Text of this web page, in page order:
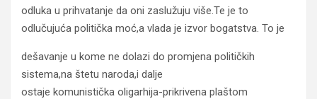
odluka u prihvatanje da oni zaslužuju više.Te je to
odlučujuća politička moć,a vlada je izvor bogatstva. To je
dešavanje u kome ne dolazi do promjena političkih
sistema,na štetu naroda,i dalje
ostaje komunistička oligarhija-prikrivena plaštom